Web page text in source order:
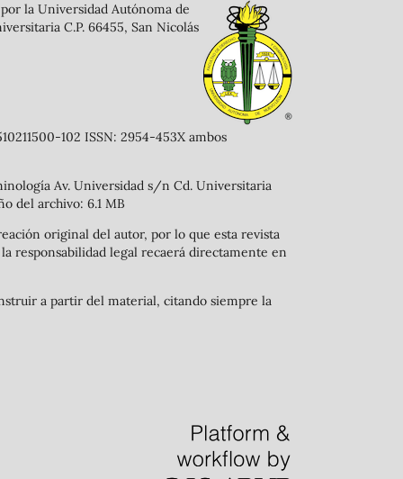
la Universidad Autónoma de
C.P. 66455, San Nicolás
102 ISSN: 2954-453X ambos
Av. Universidad s/n Cd. Universitaria
del archivo: 6.1 MB
original del autor, por lo que esta revista
responsabilidad legal recaerá directamente en
a partir del material, citando siempre la